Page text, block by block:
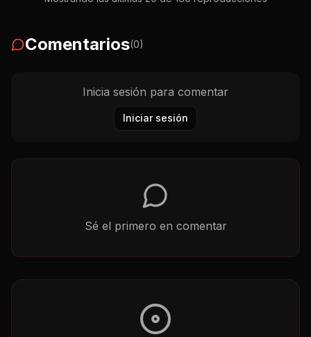
Comentarios(0)
Inicia sesión para comentar
Iniciar sesión
Sé el primero en comentar